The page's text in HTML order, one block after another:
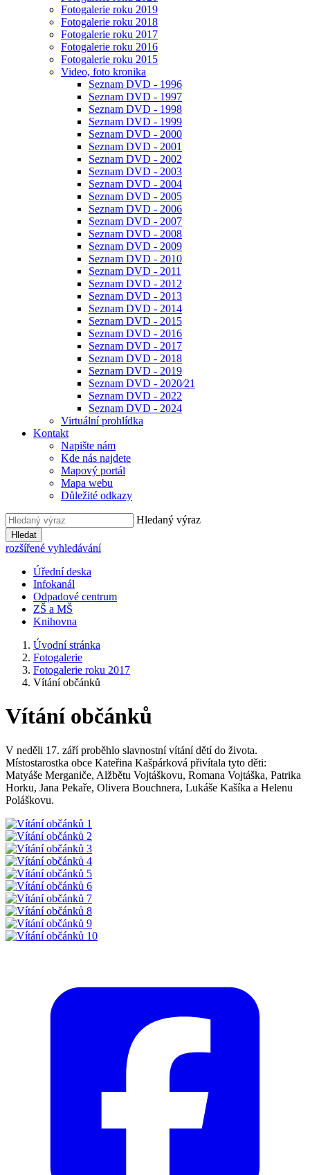
Fotogalerie roku 2019
Fotogalerie roku 2018
Fotogalerie roku 2017
Fotogalerie roku 2016
Fotogalerie roku 2015
Video, foto kronika
Seznam DVD - 1996
Seznam DVD - 1997
Seznam DVD - 1998
Seznam DVD - 1999
Seznam DVD - 2000
Seznam DVD - 2001
Seznam DVD - 2002
Seznam DVD - 2003
Seznam DVD - 2004
Seznam DVD - 2005
Seznam DVD - 2006
Seznam DVD - 2007
Seznam DVD - 2008
Seznam DVD - 2009
Seznam DVD - 2010
Seznam DVD - 2011
Seznam DVD - 2012
Seznam DVD - 2013
Seznam DVD - 2014
Seznam DVD - 2015
Seznam DVD - 2016
Seznam DVD - 2017
Seznam DVD - 2018
Seznam DVD - 2019
Seznam DVD - 2020⁄21
Seznam DVD - 2022
Seznam DVD - 2024
Virtuální prohlídka
Kontakt
Napište nám
Kde nás najdete
Mapový portál
Mapa webu
Důležité odkazy
Hledaný výraz
Hledat
rozšířené vyhledávání
Úřední deska
Infokanál
Odpadové centrum
ZŠ a MŠ
Knihovna
Úvodní stránka
Fotogalerie
Fotogalerie roku 2017
Vítání občánků
Vítání občánků
V neděli 17. září proběhlo slavnostní vítání dětí do života.
Místostarostka obce Kateřina Kašpárková přivítala tyto děti:
Matyáše Merganiče, Alžbětu Vojtáškovu, Romana Vojtáška, Patrika
Horku, Jana Pekaře, Olivera Bouchnera, Lukáše Kašíka a Helenu
Poláškovu.